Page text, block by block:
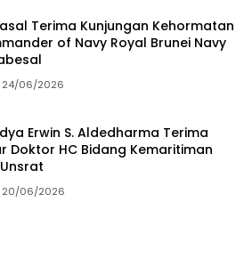
Terima Kunjungan Kehormatan
of Navy Royal Brunei Navy
24/06/2026
Erwin S. Aldedharma Terima
Doktor HC Bidang Kemaritiman
20/06/2026